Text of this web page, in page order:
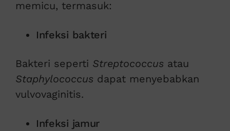
memicu, termasuk:
Infeksi bakteri
Bakteri seperti Streptococcus atau
Staphylococcus dapat menyebabkan
vulvovaginitis.
Infeksi jamur